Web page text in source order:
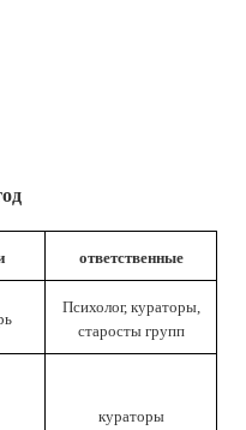
ответственные
Психолог, кураторы,
старосты групп
кураторы